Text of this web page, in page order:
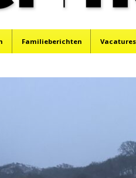
Familieberichten Vacatures